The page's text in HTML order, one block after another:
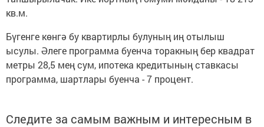
кв.м.
Бүгенге көнгә бу квартирлы булуның иң отылыш
ысулы. Әлеге программа буенча торакның бер квадрат
метры 28,5 мең сум, ипотека кредитының ставкасы
программа, шартлары буенча - 7 процент.
Следите за самым важным и интересным в